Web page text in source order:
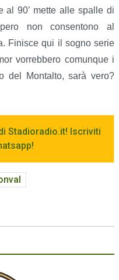
al 90’ mette alle spalle di
non consentono al
Finisce qui il sogno serie
vorrebbero comunque i
del Montalto, sarà vero?
Stadioradio.it! Iscriviti